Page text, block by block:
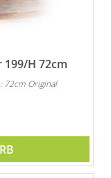
H 72cm
72cm Original